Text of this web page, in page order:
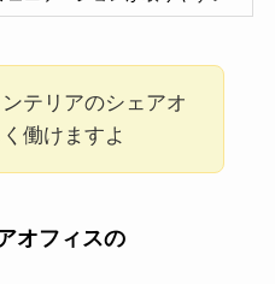
テリアのシェアオ
働けますよ
オフィスの